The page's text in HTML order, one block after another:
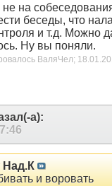
на
беседы, что
и т.д. Можно
Ну вы поняли.
ВаляЧел;
а):
Над.К
и воровать